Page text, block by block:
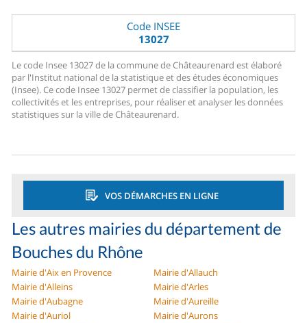
Code INSEE
13027
Le code Insee 13027 de la commune de Châteaurenard est élaboré
par l'Institut national de la statistique et des études économiques
(Insee). Ce code Insee 13027 permet de classifier la population, les
collectivités et les entreprises, pour réaliser et analyser les données
statistiques sur la ville de Châteaurenard.
VOS DÉMARCHES EN LIGNE
Les autres mairies du département de
Bouches du Rhône
Mairie d'Aix en Provence
Mairie d'Allauch
Mairie d'Alleins
Mairie d'Arles
Mairie d'Aubagne
Mairie d'Aureille
Mairie d'Auriol
Mairie d'Aurons